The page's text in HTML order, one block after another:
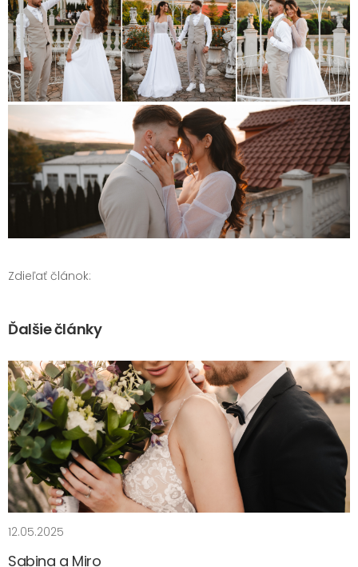
Zdieľať článok:
Ďalšie články
12.05.2025
Sabina a Miro